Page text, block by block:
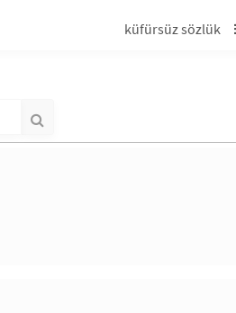
küfürsüz sözlük